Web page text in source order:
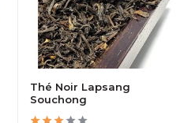
Thé Noir Lapsang
Souchong